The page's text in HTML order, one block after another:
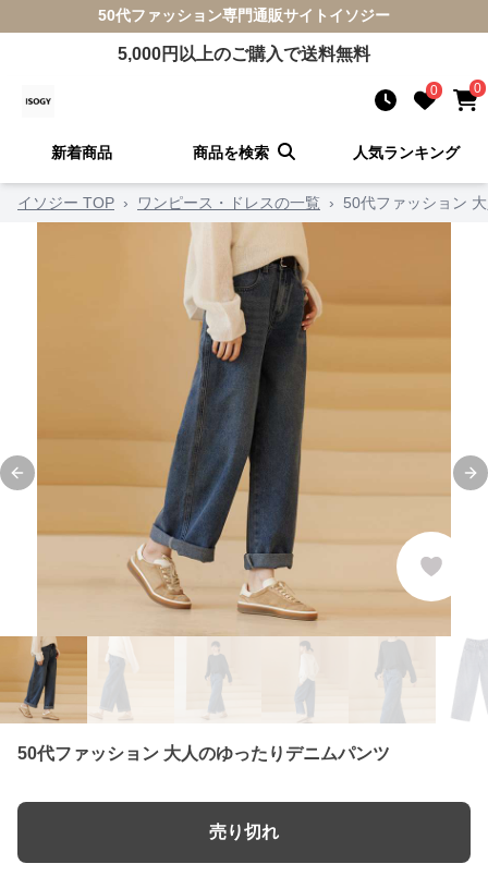
50代ファッション専門通販サイト イソジー
5,000円以上のご購入で送料無料
0 0
新着商品 商品を検索 人気ランキング
イソジー TOP › ワンピース・ドレスの一覧 › 50代ファッション
Previous slide
50代ファッション 大人のゆったりデニムパンツ
売り切れ